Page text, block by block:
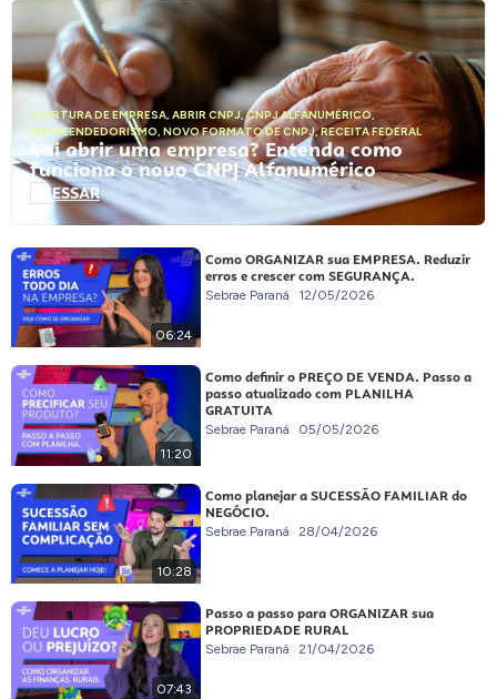
ABERTURA DE EMPRESA, ABRIR CNPJ,CNPJ ALFANUMÉRICO,
EMPREENDEDORISMO, NOVO FORMATO DE CNPJ,RECEITA FEDERAL
Vai abrir uma empresa? Entenda como
funciona o novo CNPJ Alfanumérico
ACESSAR
06:24
Como ORGANIZAR sua EMPRESA. Reduzir
erros e crescer com SEGURANÇA.
Sebrae Paraná 12/05/2026
11:20
Como definir o PREÇO DE VENDA. Passo a
passo atualizado com PLANILHA
GRATUITA
Sebrae Paraná 05/05/2026
10:28
Como planejar a SUCESSÃO FAMILIAR do
NEGÓCIO.
Sebrae Paraná 28/04/2026
07:43
Passo a passo para ORGANIZAR sua
PROPRIEDADE RURAL
Sebrae Paraná 21/04/2026